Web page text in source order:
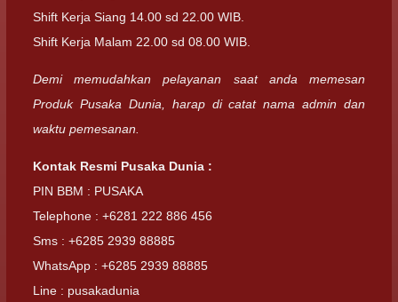
Shift Kerja Siang 14.00 sd 22.00 WIB.
Shift Kerja Malam 22.00 sd 08.00 WIB.
Demi memudahkan pelayanan saat anda memesan
Produk Pusaka Dunia, harap di catat nama admin dan
waktu pemesanan.
Kontak Resmi Pusaka Dunia :
PIN BBM : PUSAKA
Telephone : +6281 222 886 456
Sms : +6285 2939 88885
WhatsApp : +6285 2939 88885
Line : pusakadunia